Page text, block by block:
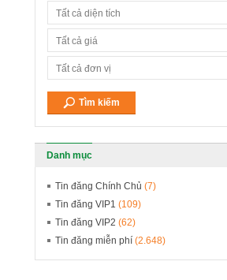
Tất cả diện tích
Tất cả giá
Tất cả đơn vị
Danh mục
Tin đăng Chính Chủ (7)
Tin đăng VIP1 (109)
Tin đăng VIP2 (62)
Tin đăng miễn phí (2.648)